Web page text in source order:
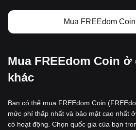
Mua FREEdom
Mua FREEdom Coin
khác
Bạn có thể mua FREEdom Coin
mức phí thấp nhất và bảo mật cao nhất
có hoạt động. Chọn quốc gia của bạn